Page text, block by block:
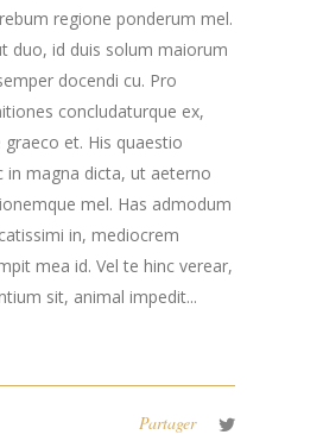
regione ponderum mel.
duo, id duis solum maiorum
docendi cu. Pro
concludaturque ex,
graeco et. His quaestio
in magna dicta, ut aeterno
mel. Has admodum
in, mediocrem
mea id. Vel te hinc verear,
sit, animal impedit...
Partager